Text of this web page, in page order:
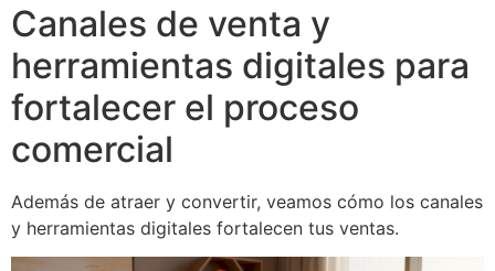
Canales de venta y
herramientas digitales para
fortalecer el proceso
comercial
Además de atraer y convertir, veamos cómo los canales
y herramientas digitales fortalecen tus ventas.